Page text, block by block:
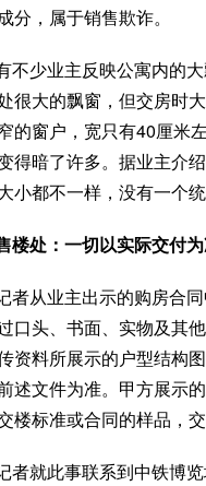
分，属于销售欺诈。
不少业主反映公寓内的
很大的飘窗，但交房时
的窗户，宽只有40厘米
得暗了许多。据业主介
小都不一样，没有一个统
楼处：一切以实际交付
者从业主出示的购房合
口头、书面、实物及其
资料所展示的户型结构
述文件为准。甲方展示
楼标准或合同的样品，
者就此事联系到中铁博